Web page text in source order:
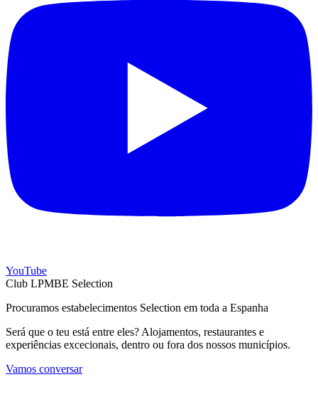
YouTube
Club LPMBE Selection
Procuramos estabelecimentos Selection em toda a Espanha
Será que o teu está entre eles? Alojamentos, restaurantes e
experiências excecionais, dentro ou fora dos nossos municípios.
Vamos conversar